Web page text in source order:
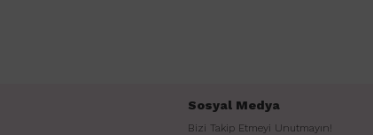
Sosyal Medya
Bizi Takip Etmeyi Unutmayın!